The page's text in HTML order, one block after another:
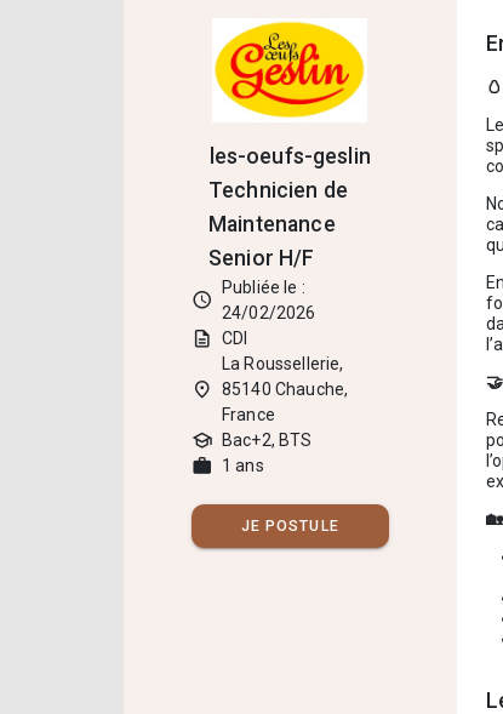
les-oeufs-geslin
Technicien de
Maintenance
Senior H/F
schedule
Publiée le :
24/02/2026
description CDI
place
La Roussellerie,
85140 Chauche,
France
school Bac+2, BTS
work 1 ans
JE POSTULE